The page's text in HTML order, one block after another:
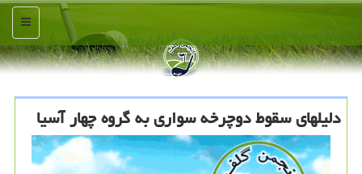
منو
دلیلهای سقوط دوچرخه سواری به گروه چهار آسیا